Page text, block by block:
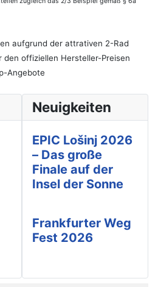
aufgrund der attrativen 2-Rad
den offiziellen Hersteller-Preisen
Angebote
Neuigkeiten
EPIC Lošinj 2026
– Das große
Finale auf der
Insel der Sonne
Frankfurter Weg
Fest 2026